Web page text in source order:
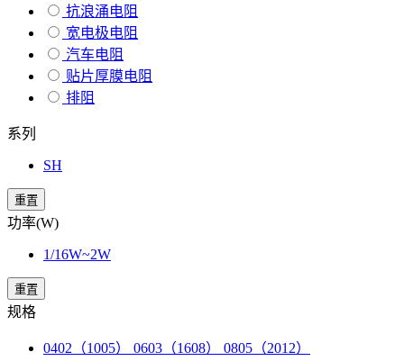
抗浪涌电阻
宽电极电阻
汽车电阻
贴片厚膜电阻
排阻
系列
SH
重置
功率(W)
1/16W~2W
重置
规格
0402（1005） 0603（1608） 0805（2012）